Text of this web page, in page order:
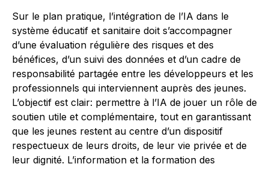
Sur le plan pratique, l’intégration de l’IA dans le
système éducatif et sanitaire doit s’accompagner
d’une évaluation régulière des risques et des
bénéfices, d’un suivi des données et d’un cadre de
responsabilité partagée entre les développeurs et les
professionnels qui interviennent auprès des jeunes.
L’objectif est clair: permettre à l’IA de jouer un rôle de
soutien utile et complémentaire, tout en garantissant
que les jeunes restent au centre d’un dispositif
respectueux de leurs droits, de leur vie privée et de
leur dignité. L’information et la formation des